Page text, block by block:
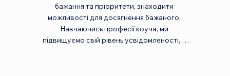
бажання та пріоритети, знаходити
можливості для досягнення бажаного.
Навчаючись професії коуча, ми
підвищуємо свій рівень усвідомленості, а